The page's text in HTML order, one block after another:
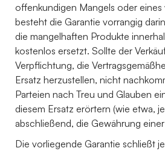
offenkundigen Mangels oder
besteht die Garantie vorrangig
die mangelhaften Produkte
kostenlos ersetzt. Sollte der
Verpflichtung, die
Ersatz herzustellen, nicht
Parteien nach Treu und Glauben
diesem Ersatz erörtern (wie etwa,
abschließend, die Gewährung
Die vorliegende Garantie schließt